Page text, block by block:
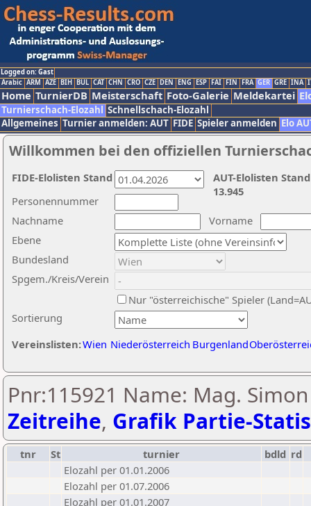
Logged on: Gast
Arabic ARM AZE BIH BUL CAT CHN CRO CZE DEN ENG ESP FAI FIN FRA GER GRE INA
Home TurnierDB Meisterschaft Foto-Galerie Meldekartei
Turnierschach-Elozahl Schnellschach-Elozahl
Allgemeines Turnier anmelden: AUT FIDE Spieler anmelden Elo
Willkommen bei den offiziellen
Nachname
Vorname
Ebene
Sortierung
Personennummer
Bundesland
Spgem./Kreis/Verein
Nur "österreichische" Spieler
Vereinslisten:Wien Niederösterreich Burgenland
AUT-Elolisten
13.945
FIDE-Elolisten Stand
Pnr:115921 Name: Mag.
Zeitreihe, Grafik Partie-
tnr St turnier bdld rd
Elozahl per 01.01.2006
Elozahl per 01.07.2006
Elozahl per 01.01.2007